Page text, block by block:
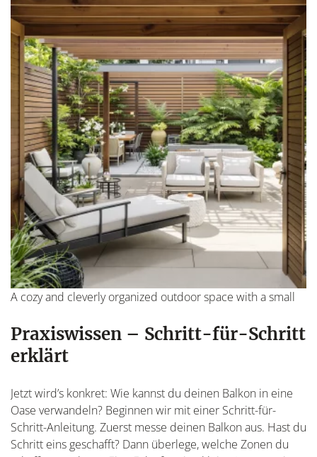
A cozy and cleverly organized outdoor space with a small
Praxiswissen – Schritt-für-Schritt
erklärt
Jetzt wird’s konkret: Wie kannst du deinen Balkon in eine
Oase verwandeln? Beginnen wir mit einer Schritt-für-
Schritt-Anleitung. Zuerst messe deinen Balkon aus. Hast du
Schritt eins geschafft? Dann überlege, welche Zonen du